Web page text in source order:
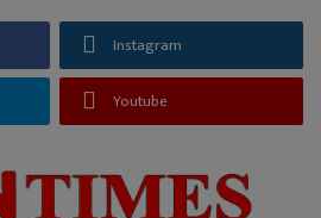
Instagram
Youtube